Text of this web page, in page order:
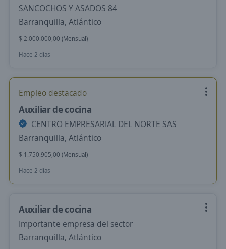
SANCOCHOS Y ASADOS 84
Barranquilla, Atlántico
$ 2.000.000,00 (Mensual)
Hace 2 días
Empleo destacado
Auxiliar de cocina
CENTRO EMPRESARIAL DEL NORTE SAS
Barranquilla, Atlántico
$ 1.750.905,00 (Mensual)
Hace 2 días
Auxiliar de cocina
Importante empresa del sector
Barranquilla, Atlántico